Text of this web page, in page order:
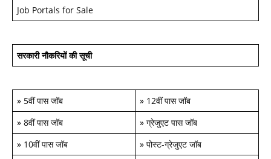
Job Portals for Sale
सरकारी नौकरियों की सूची
» 5वीं पास जॉब » 12वीं पास जॉब
» 8वीं पास जॉब » ग्रेजुएट पास जॉब
» 10वीं पास जॉब » पोस्ट-ग्रेजुएट जॉब